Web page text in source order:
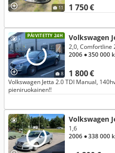
11 1 750 €
PÄIVITETTY 24H
8
Volkswagen
1 800 €
2,0, Comfortline
2006 ● 350 000
Volkswagen Jetta 2.0 TDI Manual,
pieniruokainen!!
Volkswagen
1,6
2006 ● 338 000